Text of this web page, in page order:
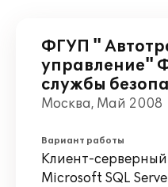
ФГУП "
управление"
службы
Москва, Май 2008
Вариант работы
Клиент-
Microsoft SQL